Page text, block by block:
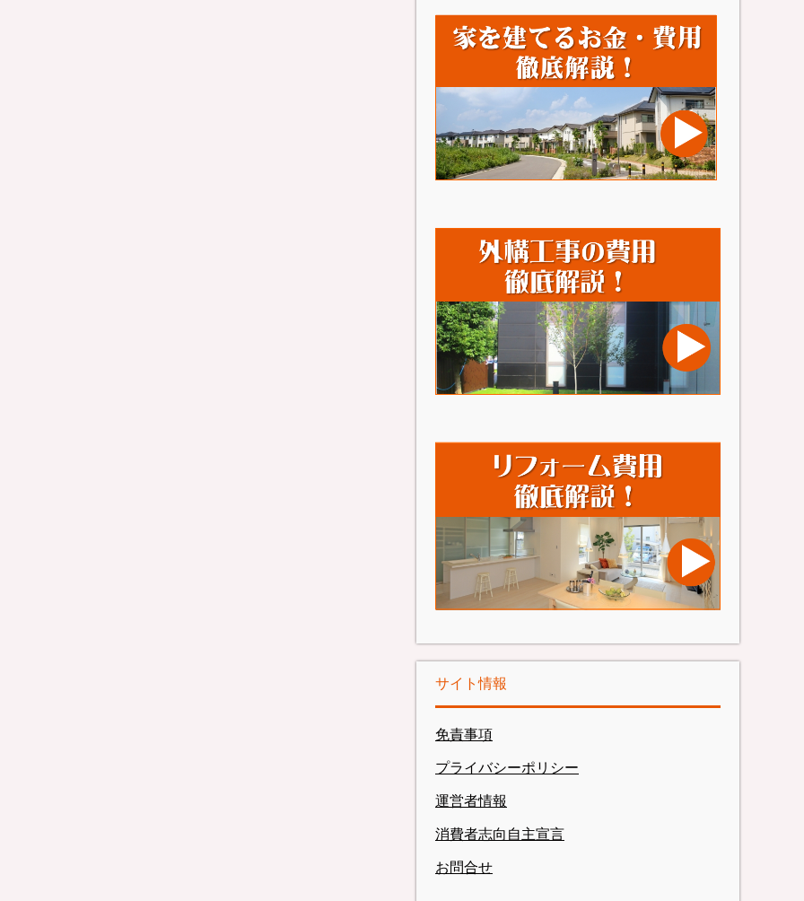
サイト情報
免責事項
プライバシーポリシー
運営者情報
消費者志向自主宣言
お問合せ